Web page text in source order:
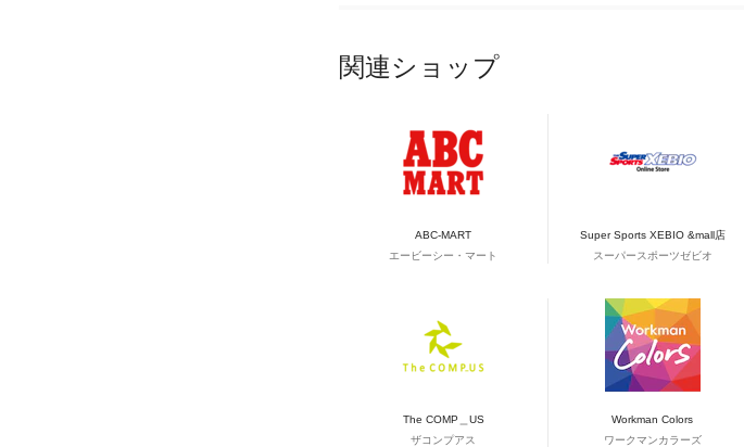
関連ショップ
ABC-MART
エービーシー・マート
Super Sports XEBIO &mall店
スーパースポーツゼビオ
The COMP＿US
ザコンプアス
Workman Colors
ワークマンカラーズ